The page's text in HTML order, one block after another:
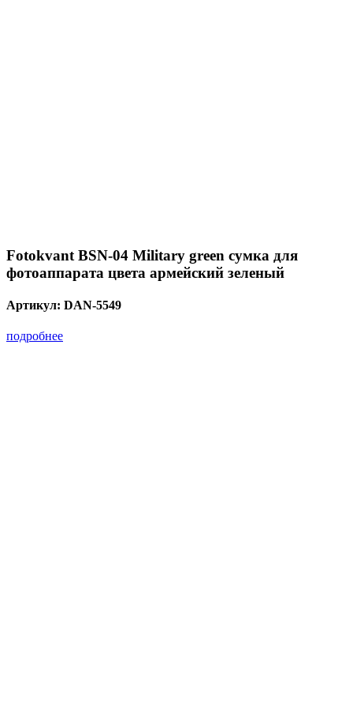
Fotokvant BSN-04 Military green сумка для
фотоаппарата цвета армейский зеленый
Артикул: DAN-5549
подробнее